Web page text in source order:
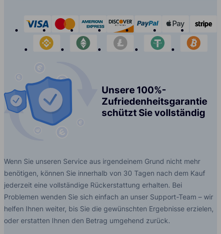
visa mastercardamerican-express
discover paypal apple-
binance
etherium litecoin tether
Unsere 100%-
Zufriedenheitsgarantie
schützt Sie vollständig
Wenn Sie unseren Service aus irgendeinem Grund nicht mehr
benötigen, können Sie innerhalb von 30 Tagen nach dem Kauf
jederzeit eine vollständige Rückerstattung erhalten. Bei
Problemen wenden Sie sich einfach an unser Support-Team – wir
helfen Ihnen weiter, bis Sie die gewünschten Ergebnisse erzielen,
oder erstatten Ihnen den Betrag umgehend zurück.